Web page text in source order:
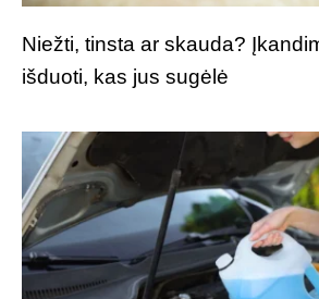
Niežti, tinsta ar skauda?
išduoti, kas jus sugėlė